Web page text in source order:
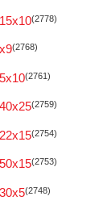
(2778)
(2768)
(2761)
(2759)
(2754)
(2753)
(2748)